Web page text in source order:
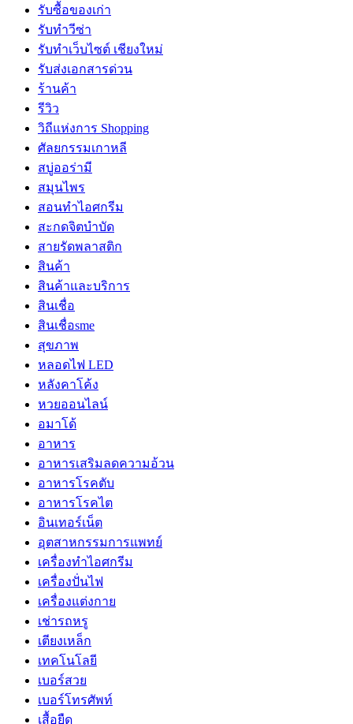
รับซื้อของเก่า
รับทำวีซ่า
รับทำเว็บไซต์ เชียงใหม่
รับส่งเอกสารด่วน
ร้านค้า
รีวิว
วิถีแห่งการ Shopping
ศัลยกรรมเกาหลี
สบู่ออร่ามี
สมุนไพร
สอนทำไอศกรีม
สะกดจิตบำบัด
สายรัดพลาสติก
สินค้า
สินค้าและบริการ
สินเชื่อ
สินเชื่อsme
สุขภาพ
หลอดไฟ LED
หลังคาโค้ง
หวยออนไลน์
อมาโด้
อาหาร
อาหารเสริมลดความอ้วน
อาหารโรคตับ
อาหารโรคไต
อินเทอร์เน็ต
อุตสาหกรรมการแพทย์
เครื่องทำไอศกรีม
เครื่องปั่นไฟ
เครื่องแต่งกาย
เช่ารถหรู
เตียงเหล็ก
เทคโนโลยี
เบอร์สวย
เบอร์โทรศัพท์
เสื้อยืด